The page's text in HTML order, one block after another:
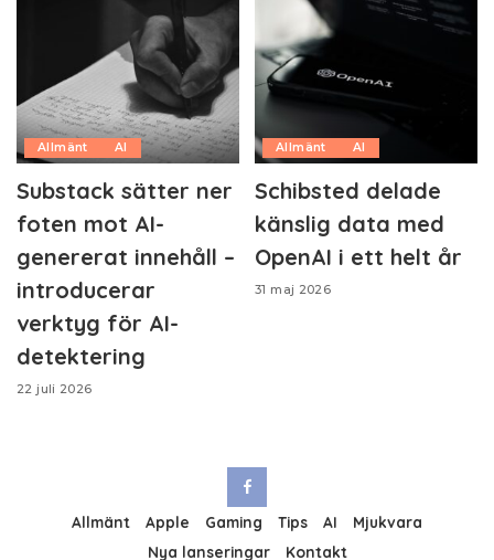
Allmänt AI
Substack sätter ner
foten mot AI-
genererat innehåll –
introducerar
verktyg för AI-
detektering
22 juli 2026
Allmänt AI
Schibsted delade
känslig data med
OpenAI i ett helt år
31 maj 2026
Allmänt Apple Gaming Tips AI
Mjukvara
Nya lanseringar
Kontakt